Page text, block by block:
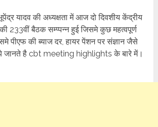
यादव की अध्यक्षता में आज दो दिवशीय केंद्रीय
की 233वीं बैठक सम्प्पन्न हुई जिसमे कुछ महत्वपूर्ण
पीएफ की ब्याज दर, हायर पेंशन पर संज्ञान जैसे
जानते है cbt meeting highlights के बारे में।